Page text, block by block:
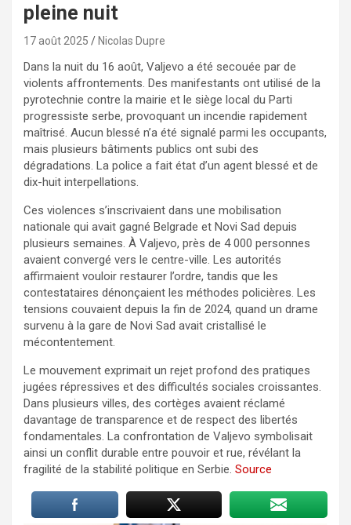
pleine nuit
17 août 2025 Nicolas Dupre
Dans la nuit du 16 août, Valjevo a été secouée par de
violents affrontements. Des manifestants ont utilisé de la
pyrotechnie contre la mairie et le siège local du Parti
progressiste serbe, provoquant un incendie rapidement
maîtrisé. Aucun blessé n’a été signalé parmi les occupants,
mais plusieurs bâtiments publics ont subi des
dégradations. La police a fait état d’un agent blessé et de
dix-huit interpellations.
Ces violences s’inscrivaient dans une mobilisation
nationale qui avait gagné Belgrade et Novi Sad depuis
plusieurs semaines. À Valjevo, près de 4 000 personnes
avaient convergé vers le centre-ville. Les autorités
affirmaient vouloir restaurer l’ordre, tandis que les
contestataires dénonçaient les méthodes policières. Les
tensions couvaient depuis la fin de 2024, quand un drame
survenu à la gare de Novi Sad avait cristallisé le
mécontentement.
Le mouvement exprimait un rejet profond des pratiques
jugées répressives et des difficultés sociales croissantes.
Dans plusieurs villes, des cortèges avaient réclamé
davantage de transparence et de respect des libertés
fondamentales. La confrontation de Valjevo symbolisait
ainsi un conflit durable entre pouvoir et rue, révélant la
fragilité de la stabilité politique en Serbie. Source